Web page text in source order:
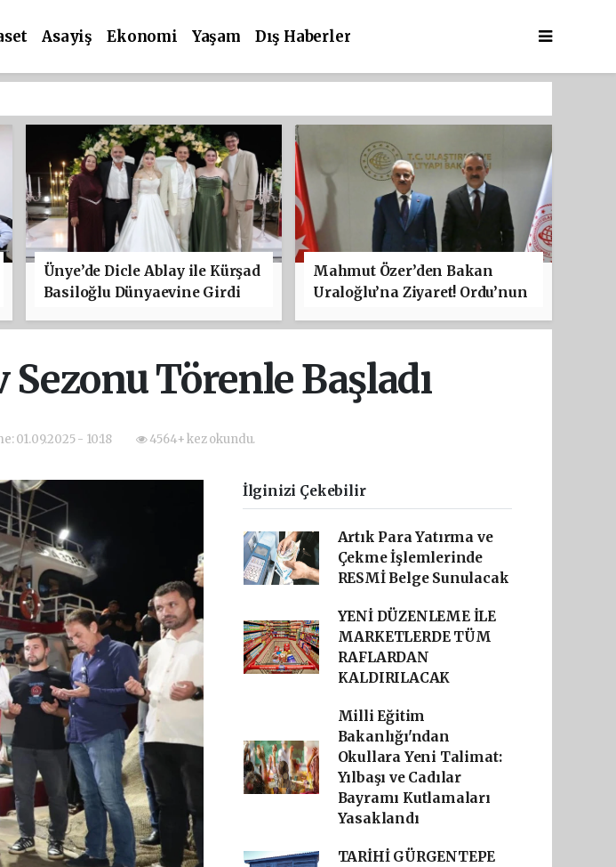
Asayiş Ekonomi Yaşam Dış Haberler
Ünye’de Dicle Ablay ile Kürşad
Basiloğlu Dünyaevine Girdi
Mahmut Özer’den Bakan
Uraloğlu’na Ziyaret! Ordu’nun
Yatırıldı
Törenle Başladı
01.09.2025 - 10:18 4564+ kez okundu.
İlginizi Çekebilir
Artık Para Yatırma ve
Çekme İşlemlerinde
RESMİ Belge Sunulacak
YENİ DÜZENLEME İLE
MARKETLERDE TÜM
RAFLARDAN
KALDIRILACAK
Milli Eğitim
Bakanlığı'ndan
Okullara Yeni Talimat:
Yılbaşı ve Cadılar
Bayramı Kutlamaları
Yasaklandı
TARİHİ GÜRGENTEPE